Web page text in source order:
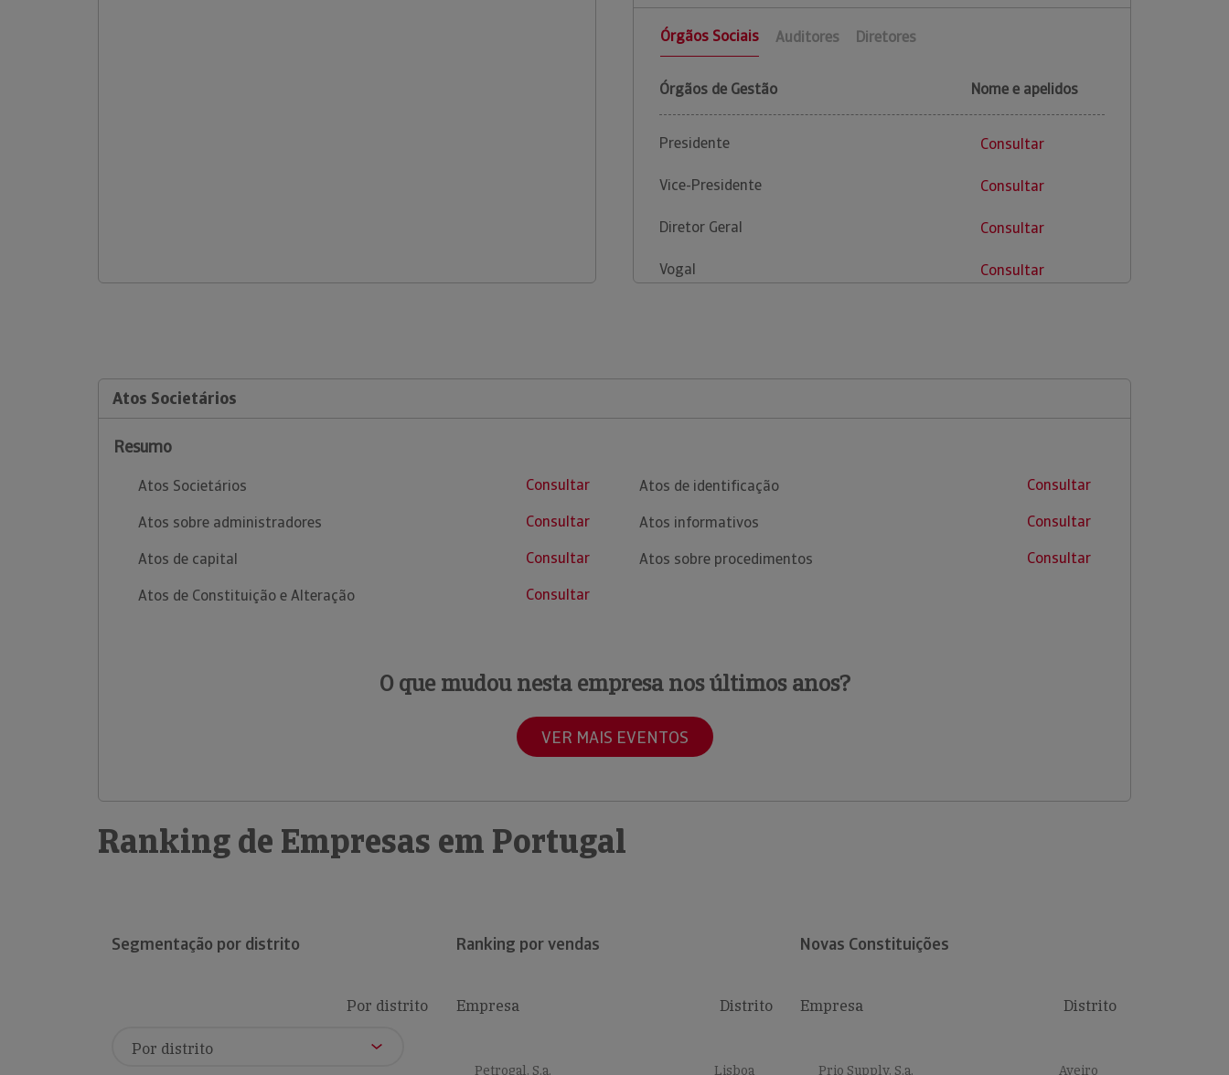
Órgãos Sociais Auditores Diretores
Órgãos de Gestão Nome e apelidos
Presidente Consultar
Vice-Presidente Consultar
Diretor Geral Consultar
Vogal Consultar
Atos Societários
Resumo
Atos Societários
Consultar
Atos sobre administradores
Consultar
Atos de capital
Consultar
Atos de Constituição e Alteração
Consultar
Atos de identificação
Consultar
Atos informativos
Consultar
Atos sobre procedimentos
Consultar
O que mudou nesta empresa nos últimos anos?
VER MAIS EVENTOS
Ranking de Empresas em Portugal
Segmentação por distrito
Por distrito
Ranking por vendas
Empresa Distrito
Petrogal, S.a. Lisboa
Novas Constituições
Empresa Distrito
Prio Supply, S.a. Aveiro